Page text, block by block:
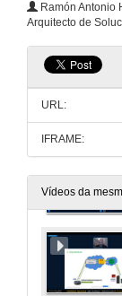
Ramón Antonio
Arquitecto de
URL:
IFRAME:
Vídeos da